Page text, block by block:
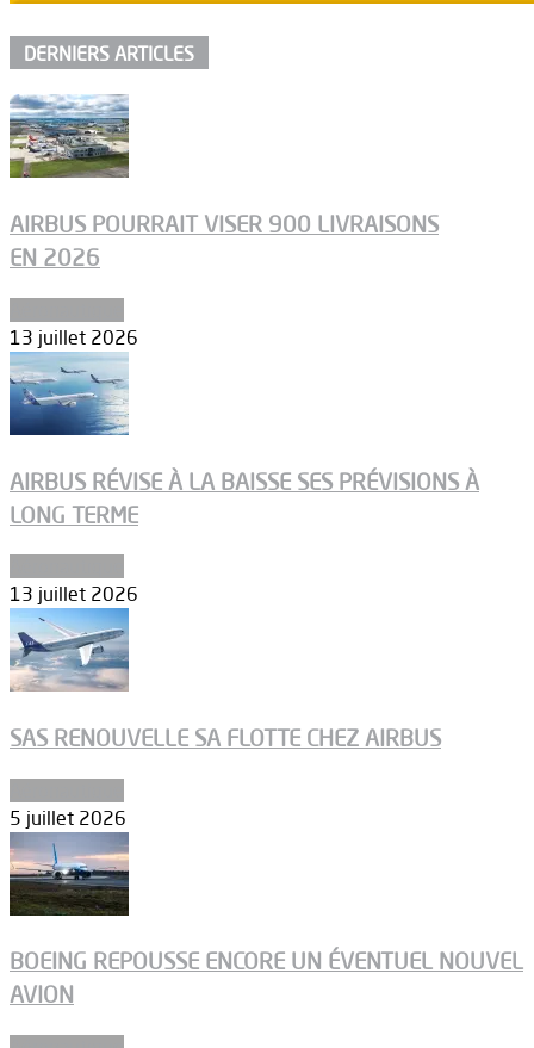
DERNIERS ARTICLES
AIRBUS POURRAIT VISER 900 LIVRAISONS
EN 2026
13 juillet 2026
AIRBUS RÉVISE À LA BAISSE SES PRÉVISIONS À
LONG TERME
13 juillet 2026
SAS RENOUVELLE SA FLOTTE CHEZ AIRBUS
5 juillet 2026
BOEING REPOUSSE ENCORE UN ÉVENTUEL NOUVEL
AVION